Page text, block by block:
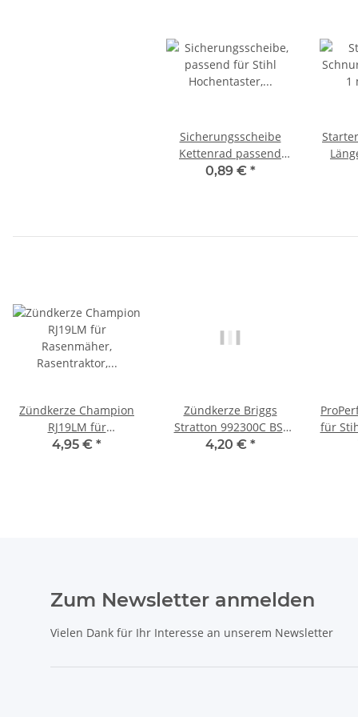
Sicherungsscheibe
Kettenrad passend
Stihl
0,89 € *
Zündkerze Champion
RJ19LM für
Rasentraktor u.
4,95 € *
Zündkerze Briggs
Stratton 992300C BS-
SV-CU für Rasenmäher
4,20 € *
für
Zum Newsletter anmelden
Vielen Dank für Ihr Interesse an unserem Newsletter